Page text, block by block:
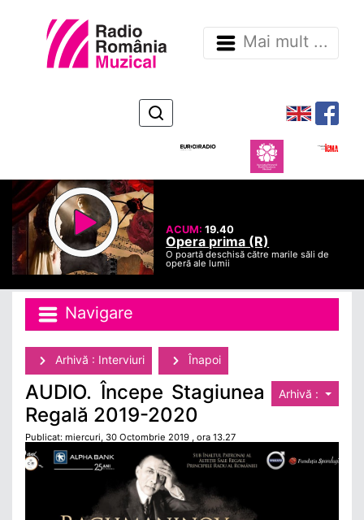
Mai mult ...
ACUM:19.40
Opera prima (R)
O poartă deschisă către marile săli de
operă ale lumii
Navigare
Arhivă : Interviuri Înapoi
Arhivă :
AUDIO. Începe Stagiunea
Regală 2019-2020
Publicat: miercuri, 30 Octombrie 2019 , ora 13.27